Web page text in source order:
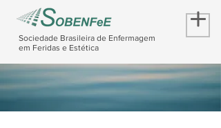
Sociedade Brasileira de Enfermagem
em Feridas e Estética